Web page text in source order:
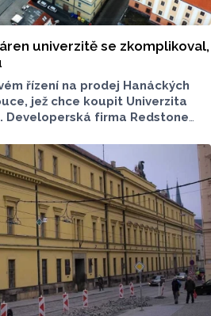
univerzitě se zkomplikoval,
řízení na prodej Hanáckých
jež chce koupit Univerzita
Developerská firma Redstone
v září vydražila. Univerzita
dorovnat, pokud hodlá kasárny
majetku. Celý proces se může
organizaci prodeje kasáren
zvažuje právní kroky.
Havrlant. Mluvčí Úřadu pro
majetkových (ÚZSVM)
že dosud neukončené výběrové
v souladu s pravidly.